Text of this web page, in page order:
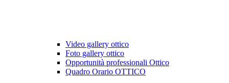
Video gallery ottico
Foto gallery ottico
Opportunità professionali Ottico
Quadro Orario OTTICO